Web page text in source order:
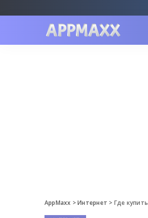
AppMaxx >Интернет > Где